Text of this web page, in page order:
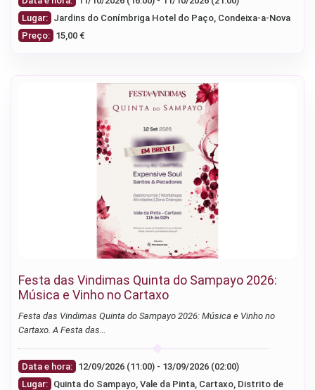
Lugar: Jardins do Conímbriga Hotel do Paço, Condeixa-a-Nova
Preço: 15,00 €
Festa das Vindimas Quinta do Sampayo 2026:
Música e Vinho no Cartaxo
Festa das Vindimas Quinta do Sampayo 2026: Música e Vinho no
Cartaxo. A Festa das…
Data e hora:
12/09/2026 (11:00) - 13/09/2026 (02:00)
Lugar: Quinta do Sampayo, Vale da Pinta, Cartaxo, Distrito de